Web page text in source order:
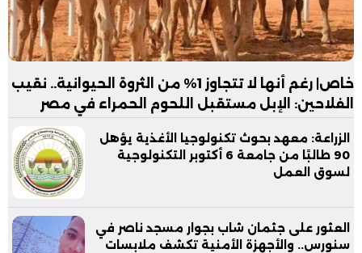
خاص| رغم أنها لا تتجاوز 1% من الثروة الحيوانية.. نقيب
الفلاحين: الإبل مستقبل اللحوم الحمراء في مصر
الزراعة: معهد بحوث تكنولوجيا الأغذية يؤهل
90 طالبًا من جامعة 6 أكتوبر التكنولوجية
لسوق العمل
العثور على جثمان شاب بجوار مسجد ناصر في
سنورس.. والأجهزة الأمنية تكشف ملابسات